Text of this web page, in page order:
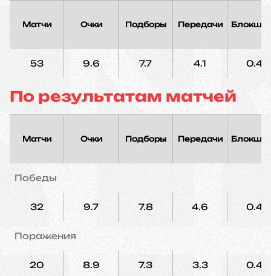
Матчи Очки Подборы Передачи
53 9.6 7.7 4.1 0.4
По результатам матчей
Матчи Очки Подборы Передачи
Победы
32 9.7 7.8 4.6 0.4
Поражения
20 8.9 7.3 3.3 0.4